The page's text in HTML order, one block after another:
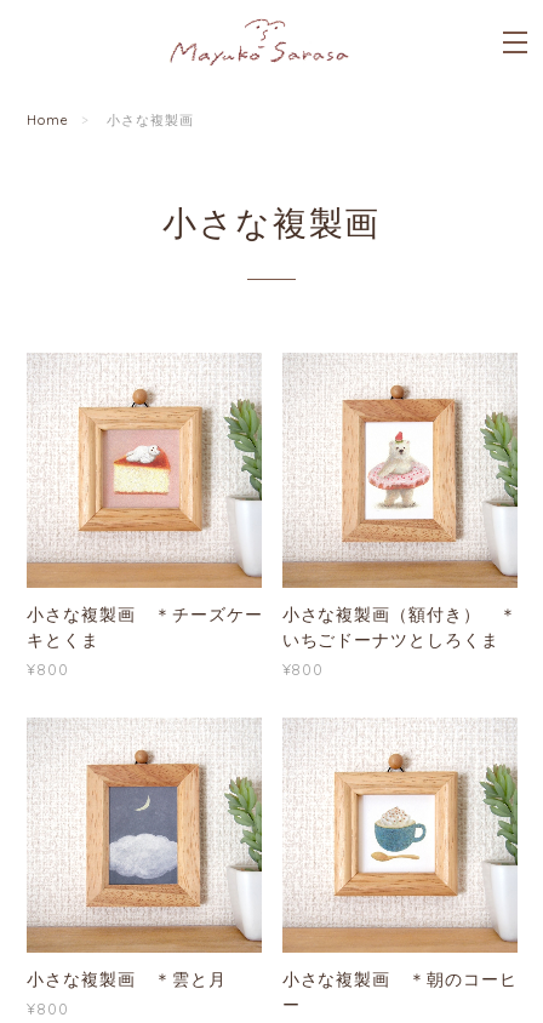
Home 小さな複製画
小さな複製画
小さな複製画 ＊チーズケー
キとくま
¥800
小さな複製画（額付き） ＊
いちごドーナツとしろくま
¥800
小さな複製画 ＊雲と月
¥800
小さな複製画 ＊朝のコーヒ
ー